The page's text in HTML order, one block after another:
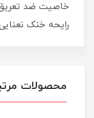
خاصیت ضد تعریق
رایحه خنک
محصولات